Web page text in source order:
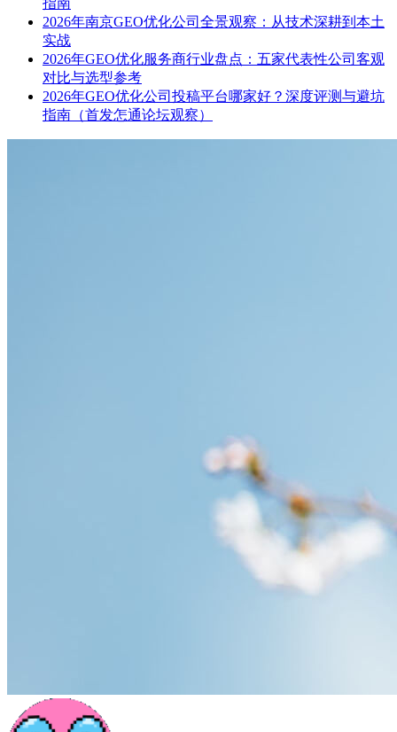
指南
2026年南京GEO优化公司全景观察：从技术深耕到本土
实战
2026年GEO优化服务商行业盘点：五家代表性公司客观
对比与选型参考
2026年GEO优化公司投稿平台哪家好？深度评测与避坑
指南（首发怎通论坛观察）